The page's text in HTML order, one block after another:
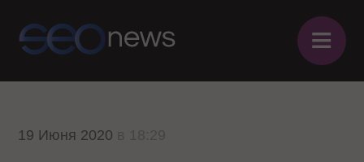
≡
19 Июня 2020